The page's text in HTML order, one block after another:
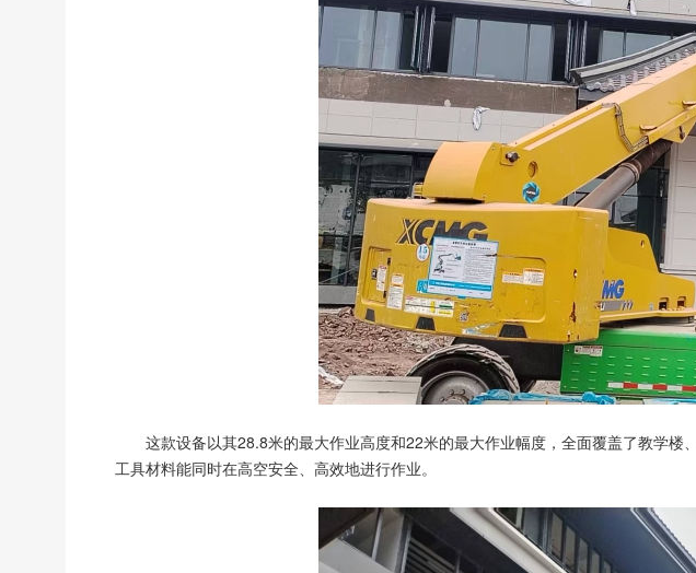
这款设备以其28.8米的最大作业高度和22米的最大作业幅度，全面覆盖了教学
工具材料能同时在高空安全、高效地进行作业。